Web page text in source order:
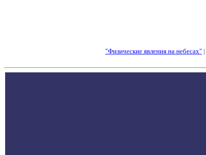
"Физические явления на небесах" |